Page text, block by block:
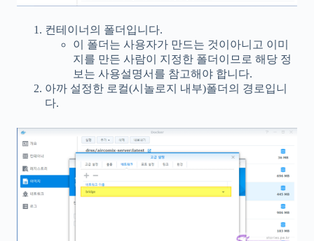
컨테이너의 폴더입니다.
이 폴더는 사용자가 만드는 것이아니고 이미
지를 만든 사람이 지정한 폴더이므로 해당 정
보는 사용설명서를 참고해야 합니다.
아까 설정한 로컬(시놀로지 내부)폴더의 경로입니
다.